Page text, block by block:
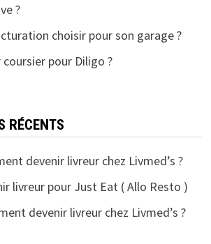
?
choisir pour son garage ?
pour Diligo ?
RÉCENTS
devenir livreur chez Livmed’s ?
livreur pour Just Eat ( Allo Resto )
devenir livreur chez Livmed’s ?